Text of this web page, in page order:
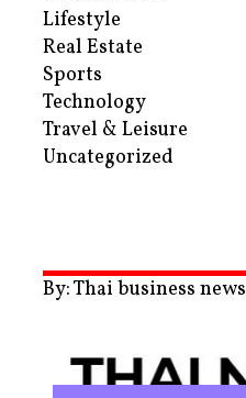
Lifestyle
Real Estate
Sports
Technology
Travel & Leisure
Uncategorized
By: Thai business news